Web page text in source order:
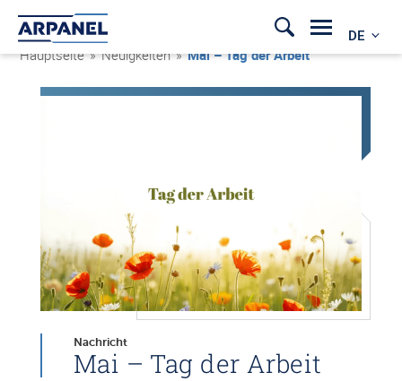
DE
Hauptseite » Neuigkeiten »Mai – Tag der Arbeit
Nachricht
Mai – Tag der Arbeit